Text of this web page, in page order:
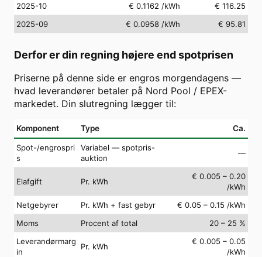
2025-10
€ 0.1162 /kWh
€ 116.25
2025-09
€ 0.0958 /kWh € 95.81
Derfor er din regning højere end spotprisen
Priserne på denne side er engros morgendagens —
hvad leverandører betaler på Nord Pool / EPEX-
markedet. Din slutregning lægger til:
Komponent Type Ca.
Spot-/engrospri
s
Variabel — spotpris-
auktion
—
Elafgift Pr. kWh
€ 0.005 – 0.20
/kWh
Netgebyrer
Pr. kWh + fast gebyr
€ 0.05 – 0.15 /kWh
Moms
Procent af total
20 – 25 %
Leverandørmarg
in
Pr. kWh
€ 0.005 – 0.05
/kWh